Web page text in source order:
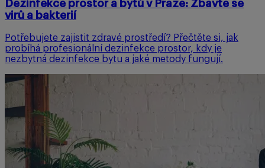
Dezinfekce prostor a bytů v Praze: Zbavte se
virů a bakterií
Potřebujete zajistit zdravé prostředí? Přečtěte si, jak
probíhá profesionální dezinfekce prostor, kdy je
nezbytná dezinfekce bytu a jaké metody fungují.